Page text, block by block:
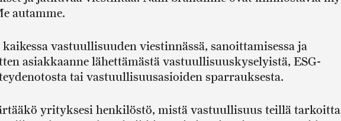
autamme.
vastuullisuuden viestinnässä, sanoittamisessa ja
asiakkaanne lähettämästä vastuullisuuskyselyistä, ESG-
tai vastuullisuusasioiden sparrauksesta.
yrityksesi henkilöstö, mistä vastuullisuus teillä